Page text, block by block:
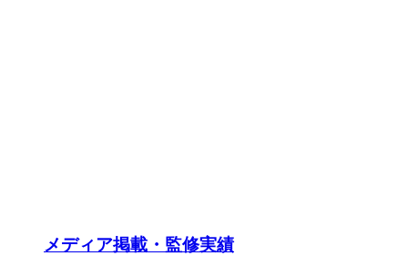
メディア掲載・監修実績